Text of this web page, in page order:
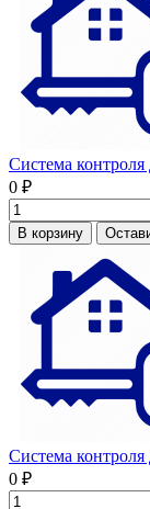
Система
0 ₽
В корзину
Система контроля
0 ₽